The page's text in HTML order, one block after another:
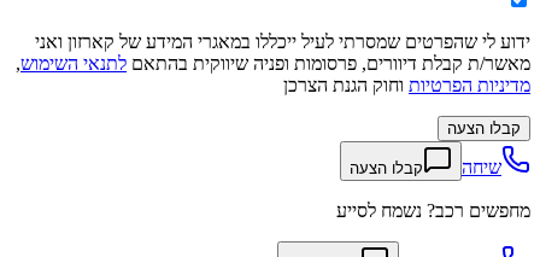
ידוע לי שהפרטים שמסרתי לעיל ייכללו במאגרי המידע של קארזון ואני
מאשר/ת קבלת דיוורים, פרסומות ופניה שיווקית בהתאם לתנאי השימוש,
מדיניות הפרטיות וחוק הגנת הצרכן
קבלו הצעה
שיחה קבלו הצעה
מחפשים רכב? נשמח לסייע